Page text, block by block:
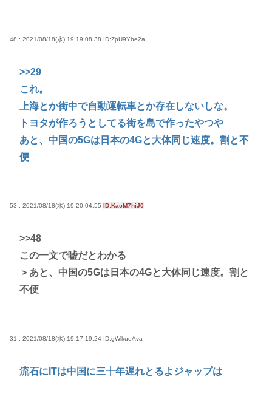
48 : 2021/08/18(水) 19:19:08.38 ID:ZpU9Ybe2a
>>29
これ。
上海とか街中で自動運転車とか存在しないしな。
トヨタが作ろうとしてる街を島で作ったやつや
あと、中国の5Gは日本の4Gと大体同じ速度。割と不
便
53 : 2021/08/18(水) 19:20:04.55 ID:KacM7hiJ0
>>48
この一文で嘘だとわかる
＞あと、中国の5Gは日本の4Gと大体同じ速度。割と
不便
31 : 2021/08/18(水) 19:17:19.24 ID:gWlkuoAva
流石にITは中国に三十年遅れとるよジャップは